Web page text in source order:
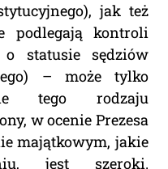
jak też
podlegają kontroli
statusie sędziów
– może tylko
tego rodzaju
w ocenie Prezesa
majątkowym, jakie
jest szeroki.